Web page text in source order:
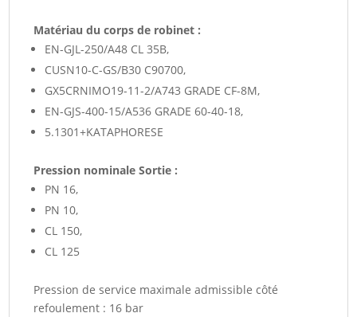
Matériau du corps de robinet :
EN-GJL-250/A48 CL 35B,
CUSN10-C-GS/B30 C90700,
GX5CRNIMO19-11-2/A743 GRADE CF-8M,
EN-GJS-400-15/A536 GRADE 60-40-18,
5.1301+KATAPHORESE
Pression nominale Sortie :
PN 16,
PN 10,
CL 150,
CL 125
Pression de service maximale admissible côté
refoulement : 16 bar